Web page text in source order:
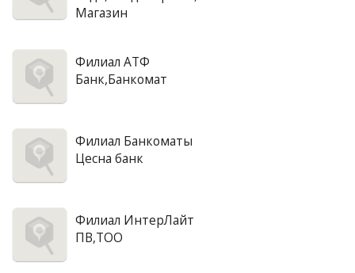
Магазин
Филиал АТФ
Банк,Банкомат
Филиал Банкоматы
Цесна банк
Филиал ИнтерЛайт
ПВ,ТОО